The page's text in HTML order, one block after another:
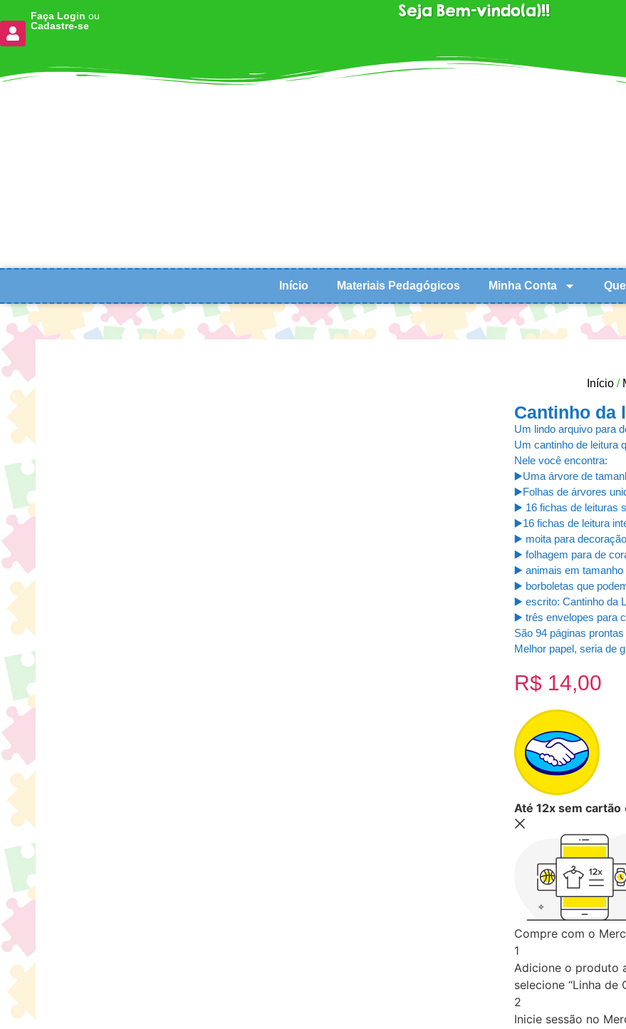
Faça Login ou
Cadastre-se
Seja Bem-vindo(a)!!
Início Materiais Pedagógicos Minha Conta
Início /
Cantinho da
Um lindo arquivo para
Um cantinho de leitura
Nele você encontra:
▶️Uma árvore de
▶️Folhas de árvores
▶️ 16 fichas de leituras
▶️16 fichas de leitura
▶️ moita para decoração
▶️ folhagem para de
▶️ animais em tamanho
▶️ borboletas que
▶️ escrito: Cantinho da
▶️ três envelopes para
São 94 páginas
Melhor papel, seria de
R$ 14,00
Até 12x sem cartão
Compre com o
1
Adicione o produto
selecione “Linha de
2
Inicie sessão no